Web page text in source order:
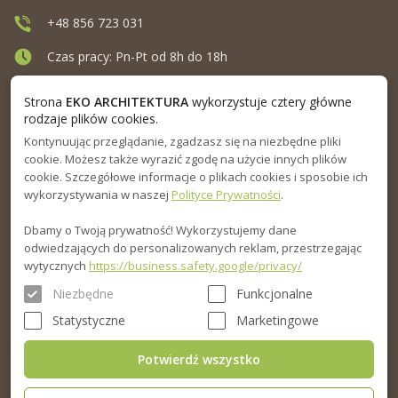
MENU
INFORMACJA
PORADNIK
+48 856 723 031
Czas pracy: Pn-Pt od 8h do 18h
Strona EKO ARCHITEKTURAwykorzystuje cztery główne
rodzaje plików cookies.
Kontynuując przeglądanie, zgadzasz się na niezbędne pliki
cookie. Możesz także wyrazić zgodę na użycie innych plików
cookie. Szczegółowe informacje o plikach cookies i sposobie ich
wykorzystywania w naszej Polityce Prywatności.
Dbamy o Twoją prywatność! Wykorzystujemy dane
odwiedzających do personalizowanych reklam, przestrzegając
wytycznych https://business.safety.google/privacy/
Niezbędne
Funkcjonalne
Statystyczne
Marketingowe
Potwierdź wszystko